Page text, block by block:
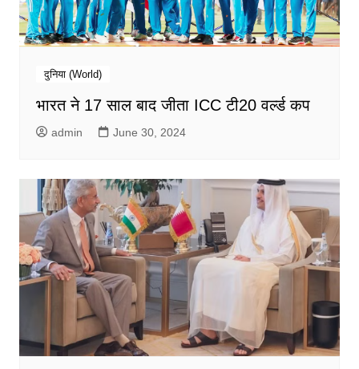
दुनिया (World)
भारत ने 17 साल बाद जीता ICC टी20 वर्ल्ड कप
admin June 30, 2024